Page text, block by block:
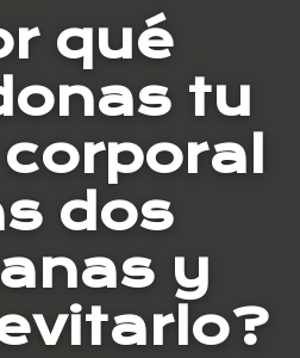
qué
tu
dos
y